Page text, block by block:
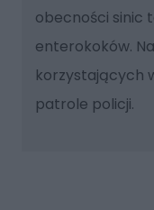
obecności sinic
enterokoków.
korzystających
patrole policji.